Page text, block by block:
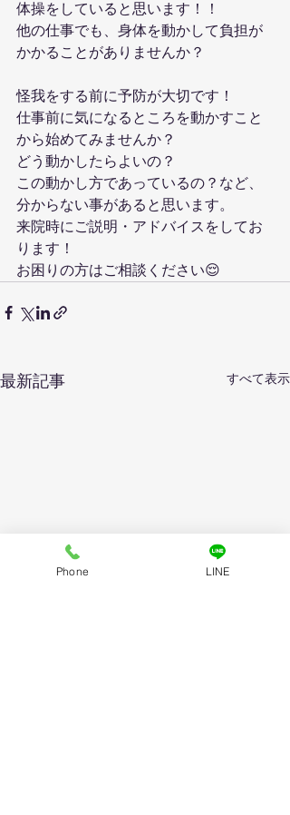
体操をしていると思います！！
他の仕事でも、身体を動かして負担が
かかることがありませんか？
怪我をする前に予防が大切です！
仕事前に気になるところを動かすこと
から始めてみませんか？
どう動かしたらよいの？
この動かし方であっているの？など、
分からない事があると思います。
来院時にご説明・アドバイスをしてお
ります！
お困りの方はご相談ください😌
最新記事 すべて表示
Phone LINE